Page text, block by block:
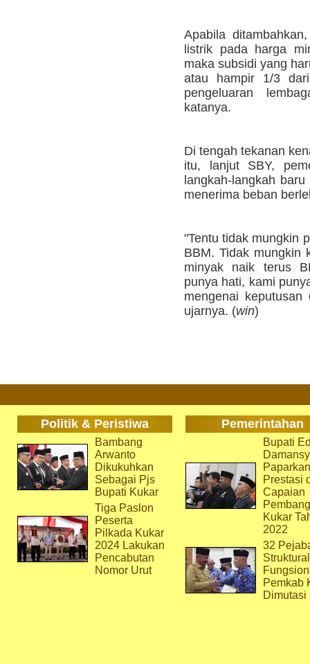
Apabila
listrik pada harga
maka subsidi yang
atau hampir 1/3
pengeluaran
katanya.
Di tengah tekanan
itu, lanjut SBY,
langkah-langkah
menerima beban
"Tentu tidak mungkin
BBM. Tidak mungkin
minyak naik terus
punya hati, kami
mengenai
ujarnya. (win)
Politik & Peristiwa Pemerintahan
Bambang
Arwanto
Dikukuhkan
Sebagai Pjs
Bupati Kukar
Tiga Paslon
Peserta
Pilkada Kukar
2024 Lakukan
Pencabutan
Nomor Urut
Bupati
Paparkan
Prestasi
Capaian
Kukar
2022
32
Pemkab
Dimutasi